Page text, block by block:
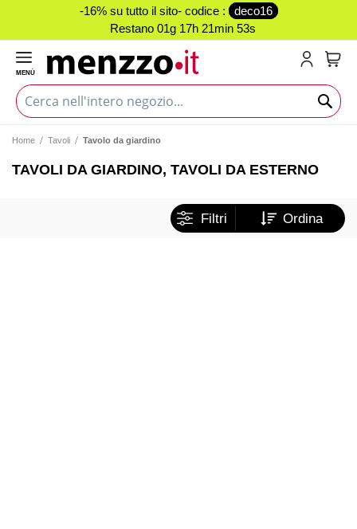
-16% su tutto il sito- codice :
deco16
Restano 01g 17h 21min 53s
MENÙ
Home Tavoli Tavolo da giardino
TAVOLI DA GIARDINO, TAVOLI DA ESTERNO
Filtri Ordina